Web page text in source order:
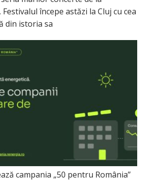
Festivalul începe astăzi la Cluj cu cea
din istoria sa
campania „50 pentru România”